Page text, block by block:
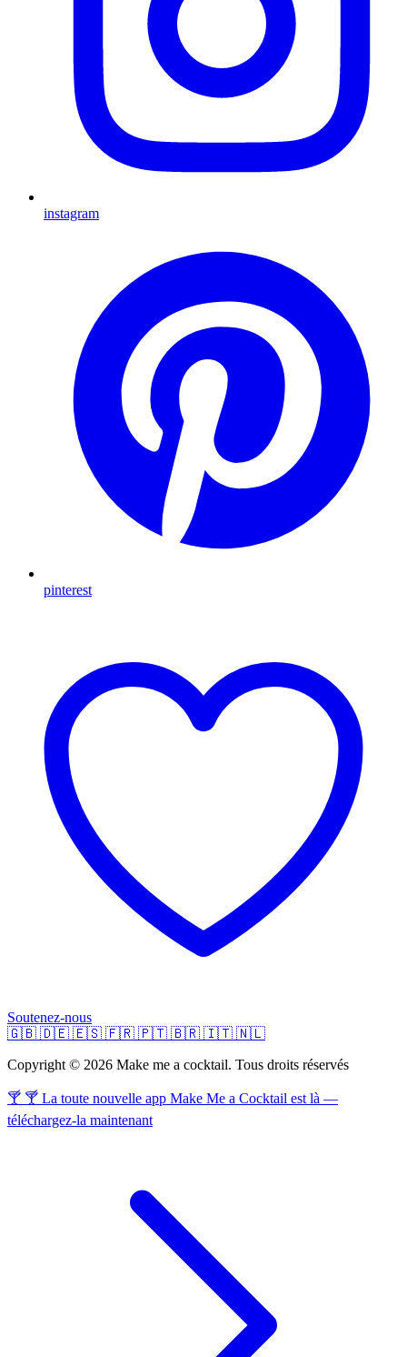
instagram
pinterest
Soutenez-nous
🇬🇧 🇩🇪 🇪🇸 🇫🇷 🇵🇹 🇧🇷 🇮🇹 🇳🇱
Copyright © 2026 Make me a cocktail. Tous droits réservés
🍸 🍸 La toute nouvelle app Make Me a Cocktail est là —
téléchargez-la maintenant